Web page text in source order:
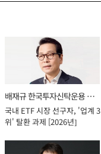
배재규 한국투자신탁운용 대
표이사 사장
국내 ETF 시장 선구자, '업계 3
위' 탈환 과제 [2026년]